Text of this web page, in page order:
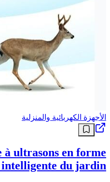
الأجهزة الكهربائية والمنزلية
à ultrasons en forme
du jardin